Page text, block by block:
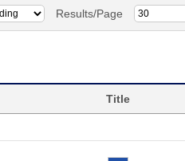
Results/Page
Title